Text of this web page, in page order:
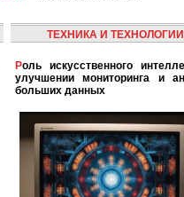
ТЕХНИКА И ТЕХНОЛОГИИ
Роль искусственного интеллекта в
улучшении мониторинга и
больших данных